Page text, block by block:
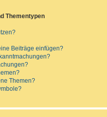
Thementypen
Beiträge einfügen?
Themen?